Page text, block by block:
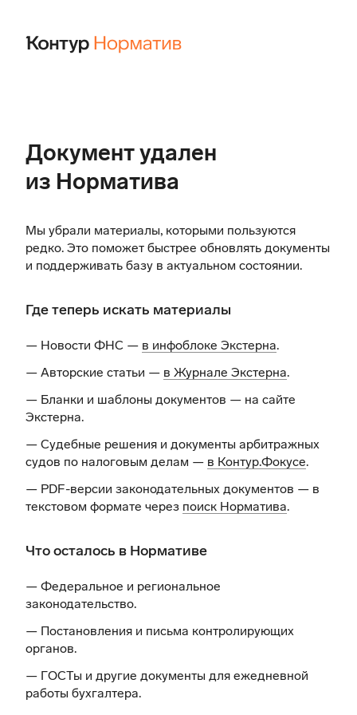
Документ удален
из Норматива
Мы убрали материалы, которыми пользуются
редко. Это поможет быстрее обновлять документы
и поддерживать базу в актуальном состоянии.
Где теперь искать материалы
— Новости ФНС — в инфоблоке Экстерна.
— Авторские статьи — в Журнале Экстерна.
— Бланки и шаблоны документов — на сайте
Экстерна.
— Судебные решения и документы арбитражных
судов по налоговым делам — в Контур.Фокусе.
— PDF-версии законодательных документов — в
текстовом формате через поиск Норматива.
Что осталось в Нормативе
— Федеральное и региональное
законодательство.
— Постановления и письма контролирующих
органов.
— ГОСТы и другие документы для ежедневной
работы бухгалтера.